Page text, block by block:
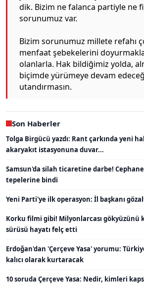
dik. Bizim ne falanca partiyle ne
sorunumuz var.
Bizim sorunumuz millete refahı
menfaat şebekelerini
olanlarla. Hak bildiğimiz yolda,
biçimde yürümeye devam
utandırmasın.
Son Haberler
Tolga Birgücü yazdı: Rant çarkında yeni
akaryakıt istasyonuna duvar...
Samsun'da silah ticaretine darbe!
tepelerine bindi
Yeni Parti'ye ilk operasyon: İl başkanı
Korku filmi gibi! Milyonlarcası gökyüzünü
sürüsü hayatı felç etti
Erdoğan'dan 'Çerçeve Yasa' yorumu:
kalıcı olarak kurtaracak
10 soruda Çerçeve Yasa: Nedir, kimleri